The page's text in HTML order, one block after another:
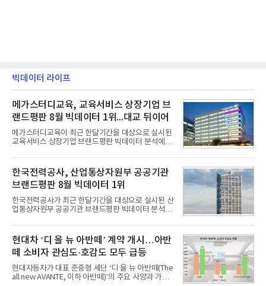
빅데이터 라이프
메가스터디교육, 교육서비스 상장기업 브
랜드평판 8월 빅데이터 1위...대교 뒤이어
메가스터디교육이 최근 한달기간을 대상으로 실시된
교육서비스 상장기업 브랜드평판 빅데이터 분석에서
일 한국기업평판연구소(소장 구창환)는 국내 교육서
비스 상장기업 브랜드를 대상으로 지난 7월 7일부터
8월 7일까지 수집된 소비자 빅데이터 10,074,233건
을 분석한 결과, 메가스터디교육이 브랜드평판지수
1,710,926을 기록하며 8월 1위에 올랐다고 밝혔다.
분석에 활용된 빅데이터는 지난 7월(9,491,206건) 대
비 6.14% 증가한 수치로, 교육서비스 상장기업 브랜
디교육, 대교, 디지
한국전력공사, 산업통상자원부 공공기관
브랜드평판 8월 빅데이터 1위
한국전력공사가 최근 한달기간을 대상으로 실시된 산
업통상자원부 공공기관 브랜드평판 빅데이터 분석에
이 순으로 뒤를 이었다.7일 한국기업평판연구소(소장
구창환)는 산업통상자원부 공공기관 41개 브랜드를
대상으로 지난 7월 7일부터 8월 7일까지 수집된 소비
자 빅데이터 91,102,549건을 분석한 결과, 한국전력
공사가 브랜드평판지수 10,670,633을 기록하며 8월
1위에 올랐다고 밝혔다. 분석에 활용된 빅데이터는 지
난 7월(88,893,823건) 대비 2.48% 증가한 수치다.연
현대차 ‘디 올 뉴 아반떼’ 계약 개시…아반
떼 소비자 관심도·호감도 모두 급등
현대자동차가 대표 준중형 세단 ‘디 올 뉴 아반떼(The
all new AVANTE, 이하 아반떼)’의 주요 사양과 가격